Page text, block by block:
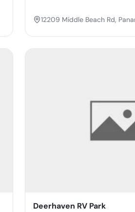
12209 Middle Beach Rd,
Deerhaven RV Park